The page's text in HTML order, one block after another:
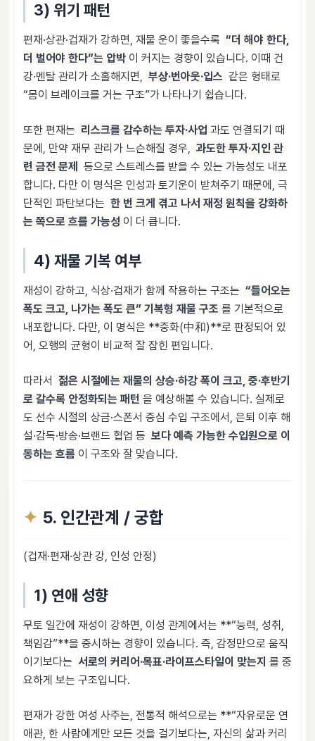
3) 위기 패턴
편재·상관·겁재가 강하면, 재물 운이 좋을수록 “더 해야 한다,
더 벌어야 한다”는 압박 이 커지는 경향이 있습니다. 이때 건
강·멘탈 관리가 소홀해지면, 부상·번아웃·입스 같은 형태로
“몸이 브레이크를 거는 구조”가 나타나기 쉽습니다.
또한 편재는 리스크를 감수하는 투자·사업 과도 연결되기 때
문에, 만약 재무 관리가 느슨해질 경우, 과도한 투자·지인 관
련 금전 문제
등으로 스트레스를 받을 수 있는 가능성도 내포
합니다. 다만 이 명식은 인성과 토기운이 받쳐주기 때문에, 극
단적인 파탄보다는 한 번 크게 겪고 나서 재정 원칙을 강화하
는 쪽으로 흐를 가능성 이 더 큽니다.
4) 재물 기복 여부
재성이 강하고, 식상·겁재가 함께 작용하는 구조는 “들어오는
폭도 크고, 나가는 폭도 큰” 기복형 재물 구조 를 기본적으로
내포합니다. 다만, 이 명식은 **중화(中和)**로 판정되어 있
어, 오행의 균형이 비교적 잘 잡힌 편입니다.
따라서 젊은 시절에는 재물의 상승·하강 폭이 크고, 중·후반기
로 갈수록 안정화되는 패턴 을 예상해볼 수 있습니다. 실제로
도 선수 시절의 상금·스폰서 중심 수입 구조에서, 은퇴 이후 해
설·감독·방송·브랜드 협업 등 보다 예측 가능한 수입원으로 이
동하는 흐름 이 구조와 잘 맞습니다.
5. 인간관계 / 궁합
(겁재·편재·상관 강, 인성 안정)
1) 연애 성향
무토 일간에 재성이 강하면, 이성 관계에서는 **“능력, 성취,
책임감”**을 중시하는 경향이 있습니다. 즉, 감정만으로 움직
이기보다는 서로의 커리어·목표·라이프스타일이 맞는지 를 중
요하게 보는 구조입니다.
편재가 강한 여성 사주는, 전통적 해석으로는 **“자유로운 연
애관, 한 사람에게만 모든 것을 걸기보다는, 자신의 삶과 커리